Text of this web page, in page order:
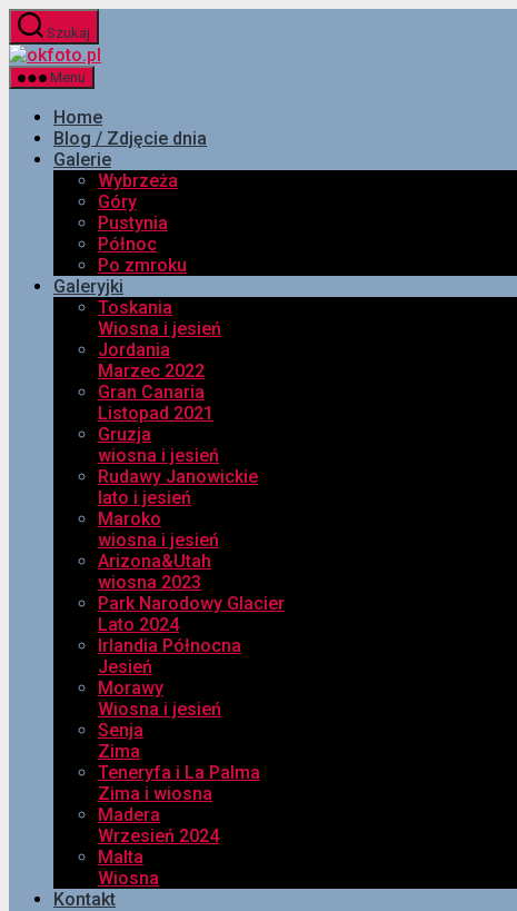
Przejdź
do
treści
Szukaj
Menu
Home
Blog / Zdjęcie dnia
Galerie
Wybrzeża
Góry
Pustynia
Północ
Po zmroku
Galeryjki
Toskania
Wiosna i jesień
Jordania
Marzec 2022
Gran Canaria
Listopad 2021
Gruzja
wiosna i jesień
Rudawy Janowickie
lato i jesień
Maroko
wiosna i jesień
Arizona&Utah
wiosna 2023
Park Narodowy Glacier
Lato 2024
Irlandia Północna
Jesień
Morawy
Wiosna i jesień
Senja
Zima
Teneryfa i La Palma
Zima i wiosna
Madera
Wrzesień 2024
Malta
Wiosna
Kontakt